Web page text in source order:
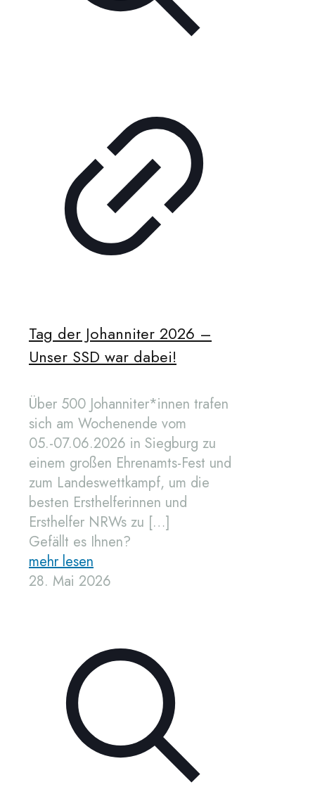
Tag der Johanniter 2026 –
Unser SSD war dabei!
Über 500 Johanniter*innen trafen
sich am Wochenende vom
05.-07.06.2026 in Siegburg zu
einem großen Ehrenamts-Fest und
zum Landeswettkampf, um die
besten Ersthelferinnen und
Ersthelfer NRWs zu […]
Gefällt es Ihnen?
mehr lesen
28. Mai 2026